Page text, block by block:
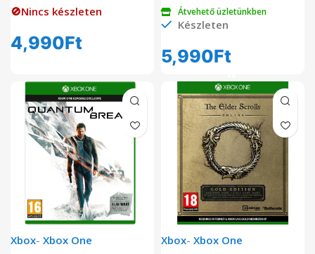
🚫Nincs készleten
4,990Ft
Átvehető üzletünkben
Készleten
5,990Ft
Xbox- Xbox One Xbox- Xbox One